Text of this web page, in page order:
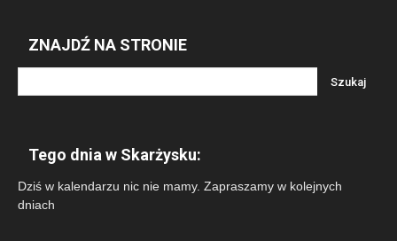
ZNAJDŹ NA STRONIE
Tego dnia w Skarżysku:
Dziś w kalendarzu nic nie mamy. Zapraszamy w kolejnych
dniach